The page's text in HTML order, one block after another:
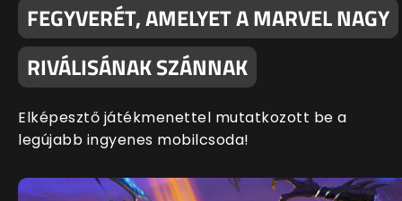
FEGYVERÉT, AMELYET A MARVEL NAGY
RIVÁLISÁNAK SZÁNNAK
Elképesztő játékmenettel mutatkozott be a
legújabb ingyenes mobilcsoda!